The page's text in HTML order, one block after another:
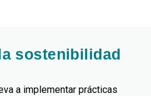
sostenibilidad
a implementar prácticas